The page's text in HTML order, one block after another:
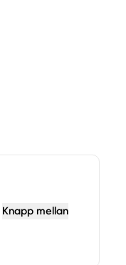
Knapp mellan